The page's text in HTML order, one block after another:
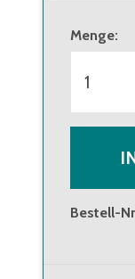
Menge:
Bestell-